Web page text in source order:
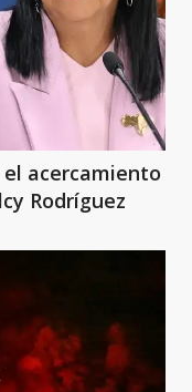
acercamiento
Rodríguez